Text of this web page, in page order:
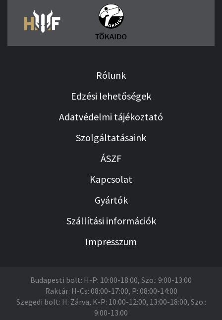
Rólunk
Edzési lehetőségek
Adatvédelmi tájékoztató
Szolgáltatásaink
ÁSZF
Kapcsolat
Gyártók
Szállítási információk
Impresszum
Budapesti bolt: H-P: 10:00-18:00, Szo.: 9:00-13:00
Raktár: H-Cs: 08:00-17:00, P: 08:00-14:00
Szegedi bolt: H: Zárva, K-P: 10:00-12:00, 13:00-18:00, Szo.:
9:00-13:00